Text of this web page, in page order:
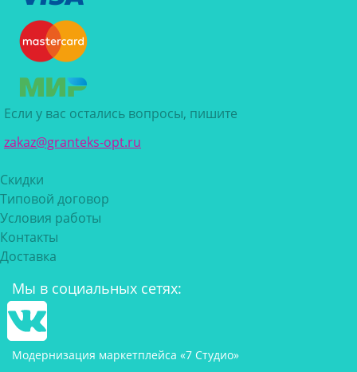
Если у вас остались вопросы, пишите
zakaz@granteks-opt.ru
Скидки
Типовой договор
Условия работы
Контакты
Доставка
Мы в социальных сетях:
Модернизация маркетплейса «7 Студио»